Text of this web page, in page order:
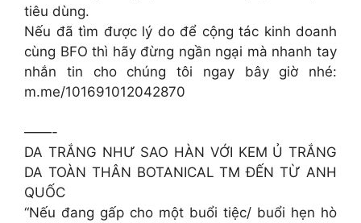
tiêu dùng.
Nếu đã tìm được lý do để cộng tác kinh doanh
cùng BFO thì hãy đừng ngần ngại mà nhanh tay
nhắn tin cho chúng tôi ngay bây giờ nhé:
m.me/101691012042870
——-
DA TRẮNG NHƯ SAO HÀN VỚI KEM Ủ TRẮNG
DA TOÀN THÂN BOTANICAL TM ĐẾN TỪ ANH
QUỐC
“Nếu đang gấp cho một buổi tiệc/ buổi hẹn hò